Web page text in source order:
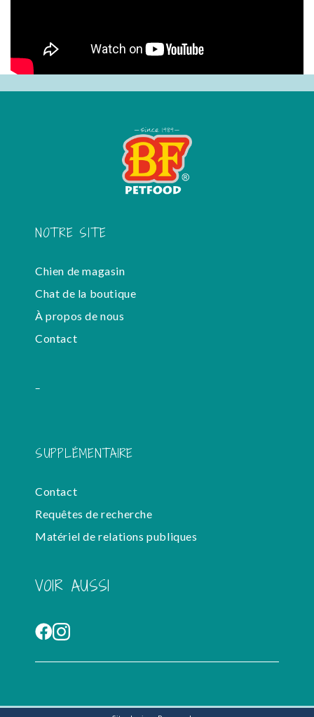
NOTRE SITE
Chien de magasin
Chat de la boutique
À propos de nous
Contact
-
SUPPLÉMENTAIRE
Contact
Requêtes de recherche
Matériel de relations publiques
VOIR AUSSI